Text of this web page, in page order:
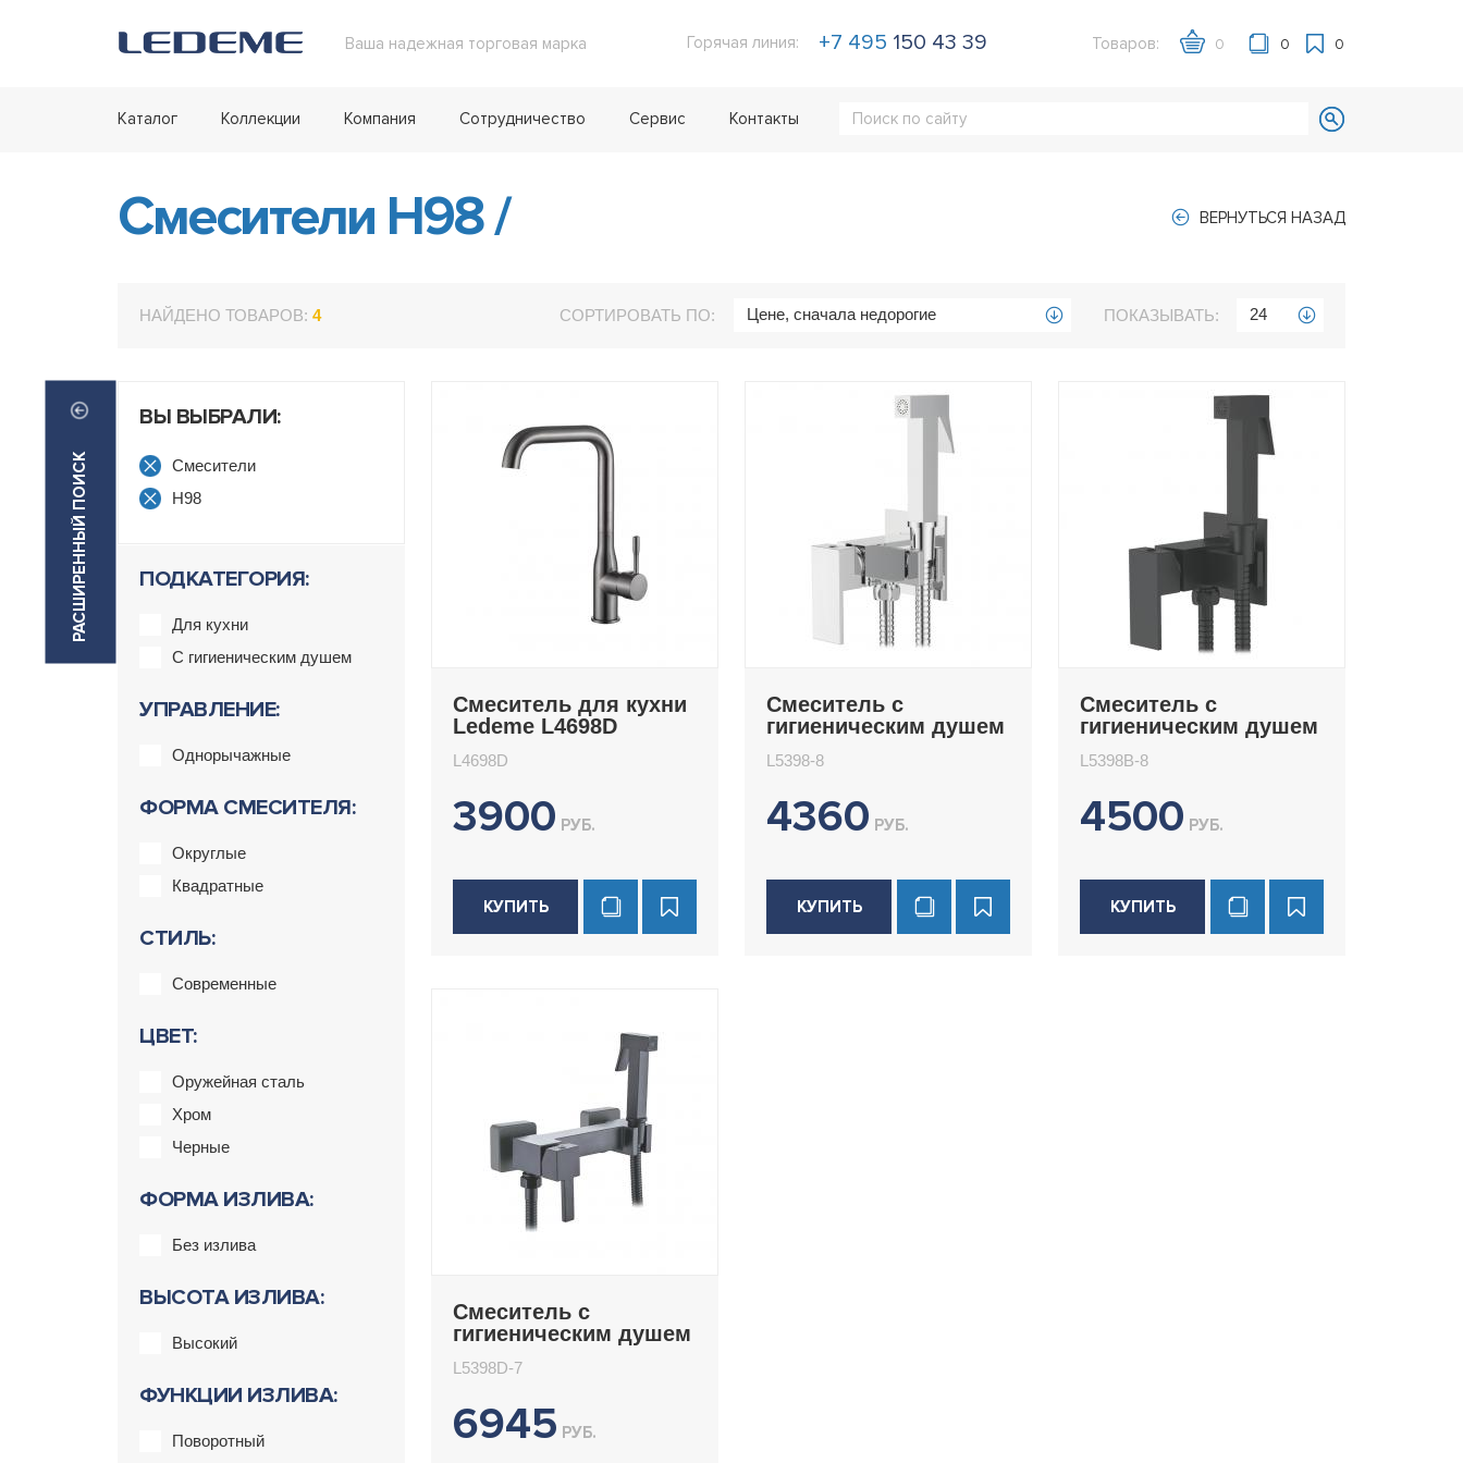
Ваша надежная торговая марка Горячая линия: +7 495 150 43 39 Товаров: 0 0 0
Каталог Коллекции Компания Сотрудничество Сервис Контакты
ВЕРНУТЬСЯ НАЗАД
Смесители H98/
НАЙДЕНО ТОВАРОВ: 4 СОРТИРОВАТЬ ПО: Цене, сначала недорогие ПОКАЗЫВАТЬ: 24
РАСШИРЕННЫЙ ПОИСК
ВЫ ВЫБРАЛИ:
Смесители
H98
ПОДКАТЕГОРИЯ:
Для кухни
С гигиеническим душем
УПРАВЛЕНИЕ:
Однорычажные
ФОРМА СМЕСИТЕЛЯ:
Округлые
Квадратные
СТИЛЬ:
Современные
ЦВЕТ:
Оружейная сталь
Хром
Черные
ФОРМА ИЗЛИВА:
Без излива
ВЫСОТА ИЗЛИВА:
Высокий
ФУНКЦИИ ИЗЛИВА:
Поворотный
Смеситель для кухни
Ledeme L4698D
L4698D
3900 РУБ.
КУПИТЬ
Смеситель с
гигиеническим душем
L5398-8
4360 РУБ.
КУПИТЬ
Смеситель с
гигиеническим душем
L5398B-8
4500 РУБ.
КУПИТЬ
Смеситель с
гигиеническим душем
L5398D-7
6945 РУБ.